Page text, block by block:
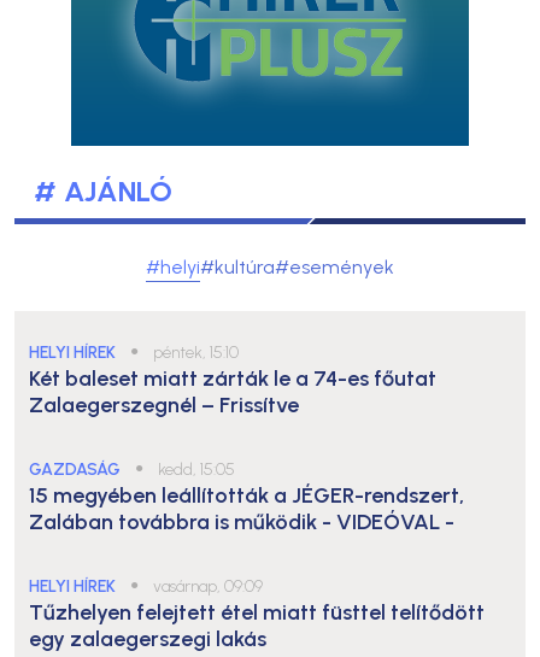
# AJÁNLÓ
#helyi#kultúra#események
HELYI HÍREK ● péntek, 15:10
Két baleset miatt zárták le a 74-es főutat
Zalaegerszegnél – Frissítve
GAZDASÁG ● kedd, 15:05
15 megyében leállították a JÉGER-rendszert,
Zalában továbbra is működik - VIDEÓVAL -
HELYI HÍREK ● vasárnap, 09:09
Tűzhelyen felejtett étel miatt füsttel telítődött
egy zalaegerszegi lakás